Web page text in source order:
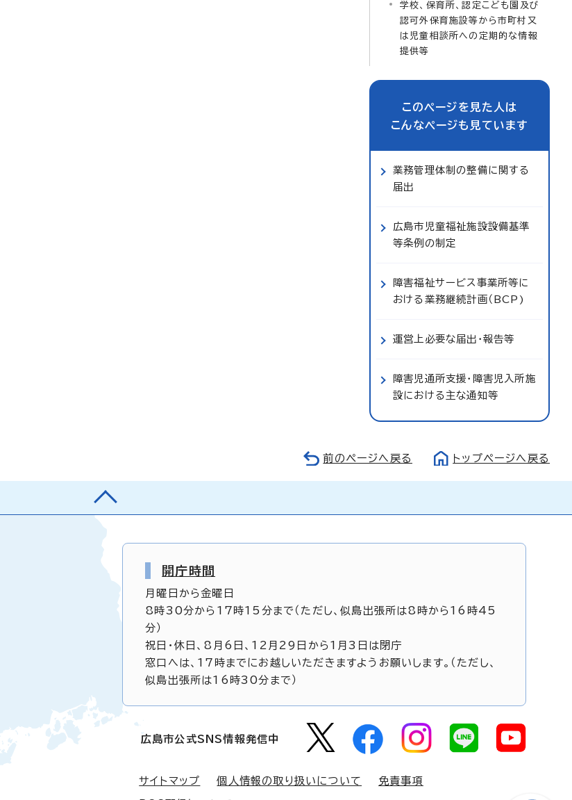
学校、保育所、認定こども園及び
認可外保育施設等から市町村又
は児童相談所への定期的な情報
提供等
このページを見た人は
こんなページも見ています
業務管理体制の整備に関する
届出
広島市児童福祉施設設備基準
等条例の制定
障害福祉サービス事業所等に
おける業務継続計画（BCP)
運営上必要な届出・報告等
障害児通所支援・障害児入所施
設における主な通知等
前のページへ戻る トップページへ戻る
開庁時間
月曜日から金曜日
8時30分から17時15分まで（ただし、似島出張所は8時から16時45
分）
祝日・休日、8月6日、12月29日から1月3日は閉庁
窓口へは、17時までにお越しいただきますようお願いします。（ただし、
似島出張所は16時30分まで）
広島市公式SNS情報発信中
サイトマップ 個人情報の取り扱いについて 免責事項